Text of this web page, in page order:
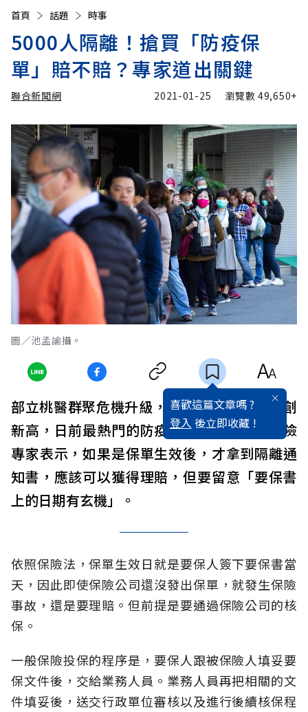
首頁 話題 時事
5000人隔離！搶買「防疫保
單」賠不賠？專家道出關鍵
聯合新聞網 2021-01-25 瀏覽數49,650+
圖／池孟諭攝。
喜歡這篇文章嗎 ?
登入 後立即收藏 !
部立桃醫群聚危機升級，約有5000人隔離，創
新高，日前最熱門的防疫保單再受矚目。保險
專家表示，如果是保單生效後，才拿到隔離通
知書，應該可以獲得理賠，但要留意「要保書
上的日期有玄機」。
依照保險法，保單生效日就是要保人簽下要保書當
天，因此即使保險公司還沒發出保單，就發生保險
事故，還是要理賠。但前提是要通過保險公司的核
保。
一般保險投保的程序是，要保人跟被保險人填妥要
保文件後，交給業務人員。業務人員再把相關的文
件填妥後，送交行政單位審核以及進行後續核保程